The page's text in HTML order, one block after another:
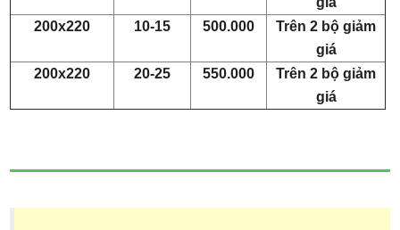
200x220
10-15 500.000
Trên 2 bộ giảm
giá
200x220
20-25 550.000
Trên 2 bộ giảm
giá